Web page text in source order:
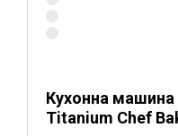
Кухонна машина
Titanium Chef